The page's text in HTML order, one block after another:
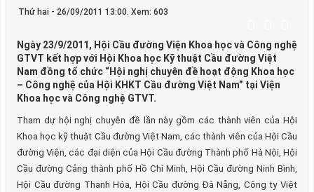
Thứ hai - 26/09/2011 13:00. Xem: 603
Ngày 23/9/2011, Hội Cầu đường Viện Khoa học và Công nghệ
GTVT kết hợp với Hội Khoa học Kỹ thuật Cầu đường Việt
Nam đồng tổ chức “Hội nghị chuyên đề hoạt động Khoa học
– Công nghệ của Hội KHKT Cầu đường Việt Nam” tại Viện
Khoa học và Công nghệ GTVT.
Tham dự hội nghị chuyên đề lần này gồm các thành viên của Hội
Khoa học kỹ thuật Cầu đường Việt Nam, các thành viên của Hội Cầu
đường Viện, các đại diện của Hội Cầu đường Thành phố Hà Nội, Hội
Cầu đường Cảng thành phố Hồ Chí Minh, Hội Cầu đường Ninh Bình,
Hội Cầu đường Thanh Hóa, Hội Cầu đường Đà Nẵng, Công ty Việt